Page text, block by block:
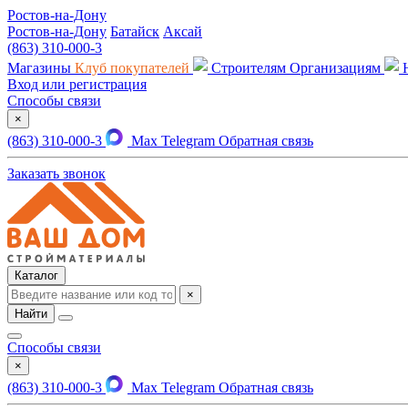
Ростов-на-Дону
Ростов-на-Дону Батайск Аксай
(863) 310-000-3
Магазины Клуб покупателей Строителям Организациям
Вход или регистрация
Способы связи
×
(863) 310-000-3 Max Telegram Обратная связь
Заказать звонок
Каталог
×
Найти
Способы связи
×
(863) 310-000-3 Max Telegram Обратная связь